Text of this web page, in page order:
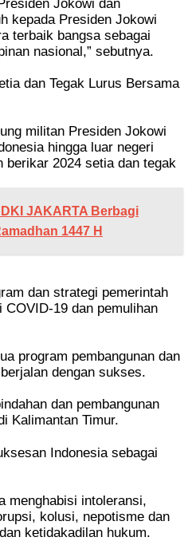
Jokowi dan
kepada Presiden Jokowi
terbaik bangsa sebagai
nasional,” sebutnya.
dan Tegak Lurus Bersama
militan Presiden Jokowi
hingga luar negeri
berikar 2024 setia dan tegak
DKI JAKARTA Berbagi
1447 H
dan strategi pemerintah
COVID-19 dan pemulihan
program pembangunan dan
dengan sukses.
dan pembangunan
Kalimantan Timur.
Indonesia sebagai
menghabisi intoleransi,
kolusi, nepotisme dan
ketidakadilan hukum.